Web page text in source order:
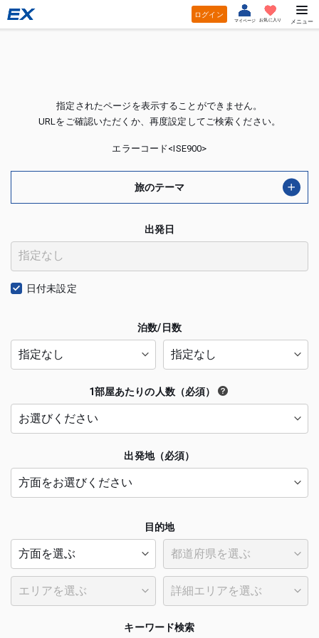
ログイン
マイページ お気に入り メニュー
指定されたページを表示することができません。
URLをご確認いただくか、再度設定してご検索ください。
エラーコード<ISE900>
出発地（必須）
出発日
日付未設定
泊数/日数
1部屋あたりの人数（必須）
目的地
キーワード検索
旅のテーマ